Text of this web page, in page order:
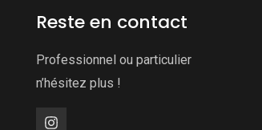
Reste en contact
Professionnel ou particulier
n’hésitez plus !